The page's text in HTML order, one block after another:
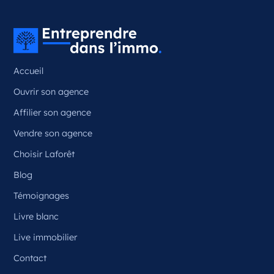
France
Référence: 87050
Plus d'infos
Candidater
Opportunité d’ouverture à Ceyrat
Référence
Plus d'infos
Candidater
Accueil
Ouvrir son agence
Affilier son agence
Vendre son agence
Choisir Laforêt
Blog
Témoignages
Livre blanc
Live immobilier
Contact